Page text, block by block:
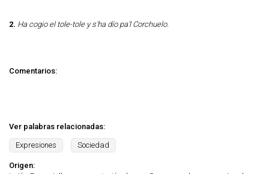
2. Ha cogio el tole-tole y s'ha dío pa'l Corchuelo.
Comentarios:
Ver palabras relacionadas:
Expresiones Sociedad
Origen: